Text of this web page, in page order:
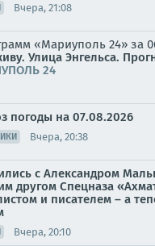
Вчера, 21:08
«Мариуполь 24» за
Улица Энгельса.
24
погоды на 07.08.2026
Вчера, 20:38
с Александром
другом Спецназа
и писателем – а
Вчера, 20:10